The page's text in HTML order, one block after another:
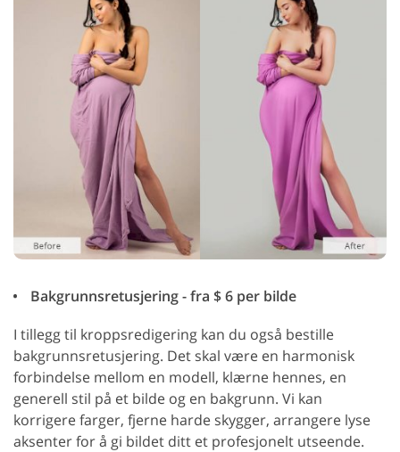
Bakgrunnsretusjering - fra $ 6 per bilde
I tillegg til kroppsredigering kan du også bestille
bakgrunnsretusjering. Det skal være en harmonisk
forbindelse mellom en modell, klærne hennes, en
generell stil på et bilde og en bakgrunn. Vi kan
korrigere farger, fjerne harde skygger, arrangere lyse
aksenter for å gi bildet ditt et profesjonelt utseende.